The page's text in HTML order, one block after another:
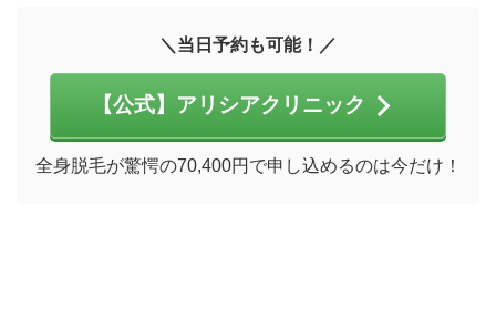
＼当日予約も可能！／
【公式】アリシアクリニック
全身脱毛が驚愕の70,400円で申し込めるのは今だけ！